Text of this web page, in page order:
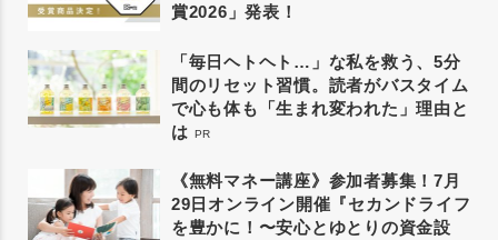
賞2026」発表！
「毎日ヘトヘト…」な私を救う、5分
間のリセット習慣。読者がバスタイム
で心も体も「生まれ変われた」理由と
は PR
《無料マネー講座》参加者募集！7月
29日オンライン開催『セカンドライフ
を豊かに！〜安心とゆとりの資金設